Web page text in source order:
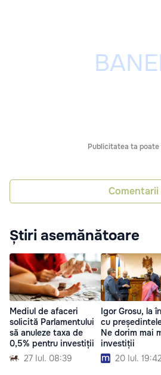
Publicitatea ta
Comentarii
Știri asemănătoare
Mediul de afaceri
solicită Parlamentului
să anuleze taxa de
0,5% pentru investiții
27 Iul. 08:39
Igor Grosu, la
cu
Ne dorim mai
investiții
20 Iul.